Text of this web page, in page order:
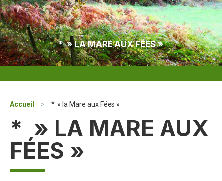
* » LA MARE AUX FÉES »
Accueil > * » la Mare aux Fées »
* » LA MARE AUX
FÉES »